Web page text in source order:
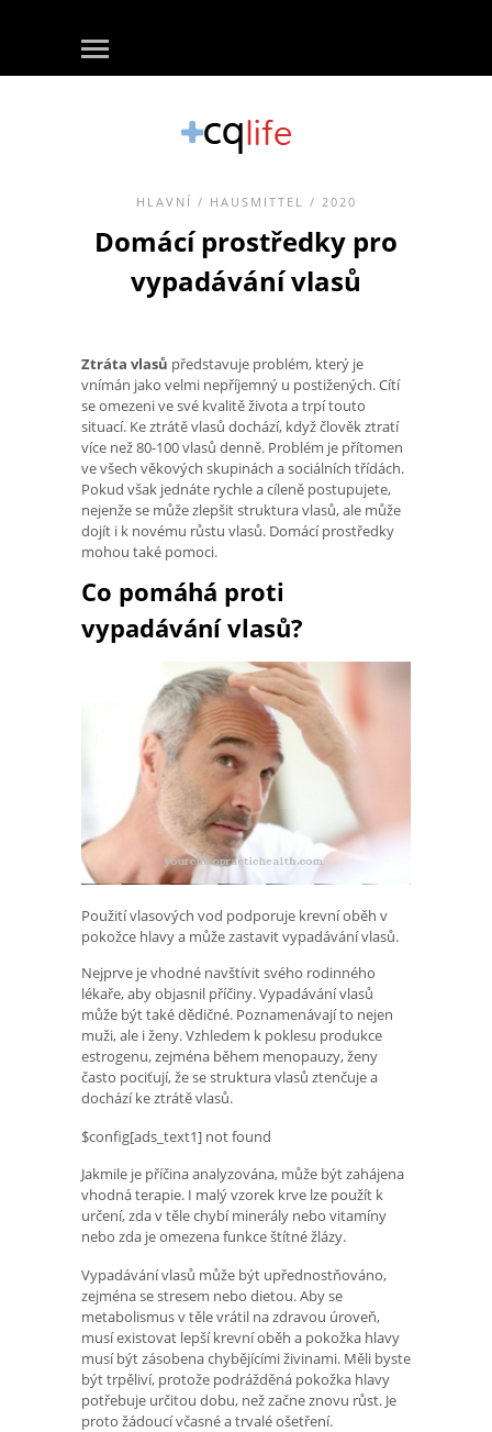
HLAVNÍ / HAUSMITTEL / 2020
Domácí prostředky pro
vypadávání vlasů
Ztráta vlasů představuje problém, který je
vnímán jako velmi nepříjemný u postižených. Cítí
se omezeni ve své kvalitě života a trpí touto
situací. Ke ztrátě vlasů dochází, když člověk ztratí
více než 80-100 vlasů denně. Problém je přítomen
ve všech věkových skupinách a sociálních třídách.
Pokud však jednáte rychle a cíleně postupujete,
nejenže se může zlepšit struktura vlasů, ale může
dojít i k novému růstu vlasů. Domácí prostředky
mohou také pomoci.
Co pomáhá proti
vypadávání vlasů?
Použití vlasových vod podporuje krevní oběh v
pokožce hlavy a může zastavit vypadávání vlasů.
Nejprve je vhodné navštívit svého rodinného
lékaře, aby objasnil příčiny. Vypadávání vlasů
může být také dědičné. Poznamenávají to nejen
muži, ale i ženy. Vzhledem k poklesu produkce
estrogenu, zejména během menopauzy, ženy
často pociťují, že se struktura vlasů ztenčuje a
dochází ke ztrátě vlasů.
$config[ads_text1] not found
Jakmile je příčina analyzována, může být zahájena
vhodná terapie. I malý vzorek krve lze použít k
určení, zda v těle chybí minerály nebo vitamíny
nebo zda je omezena funkce štítné žlázy.
Vypadávání vlasů může být upřednostňováno,
zejména se stresem nebo dietou. Aby se
metabolismus v těle vrátil na zdravou úroveň,
musí existovat lepší krevní oběh a pokožka hlavy
musí být zásobena chybějícími živinami. Měli byste
být trpěliví, protože podrážděná pokožka hlavy
potřebuje určitou dobu, než začne znovu růst. Je
proto žádoucí včasné a trvalé ošetření.